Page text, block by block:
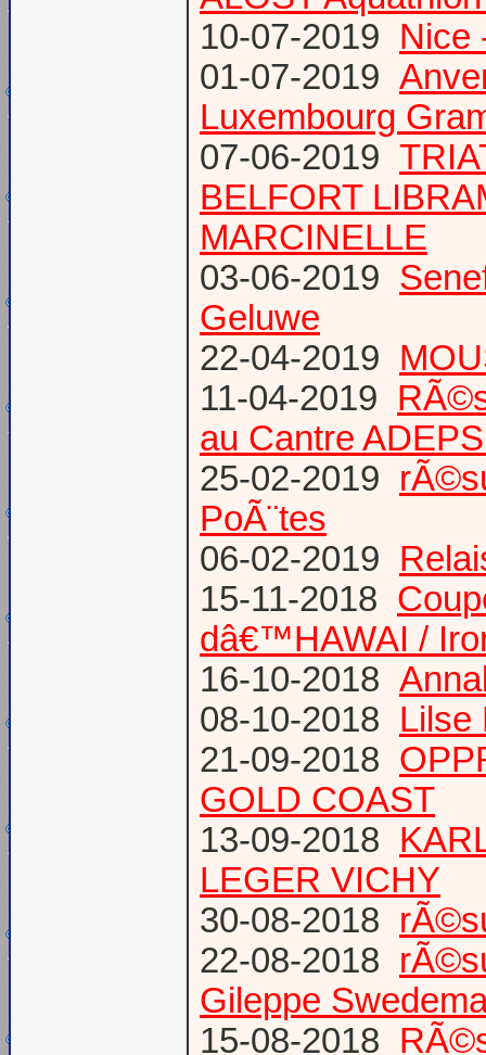
10-07-2019 Nice
01-07-2019
Luxembourg
07-06-2019
BELFORT
MARCINELLE
03-06-2019
Geluwe
22-04-2019
11-04-2019
au Cantre
25-02-2019
PoÃ¨tes
06-02-2019
15-11-2018
dâ€™HAWAI /
16-10-2018
08-10-2018 Lilse
21-09-2018
GOLD COAST
13-09-2018
LEGER VICHY
30-08-2018
22-08-2018
Gileppe
15-08-2018